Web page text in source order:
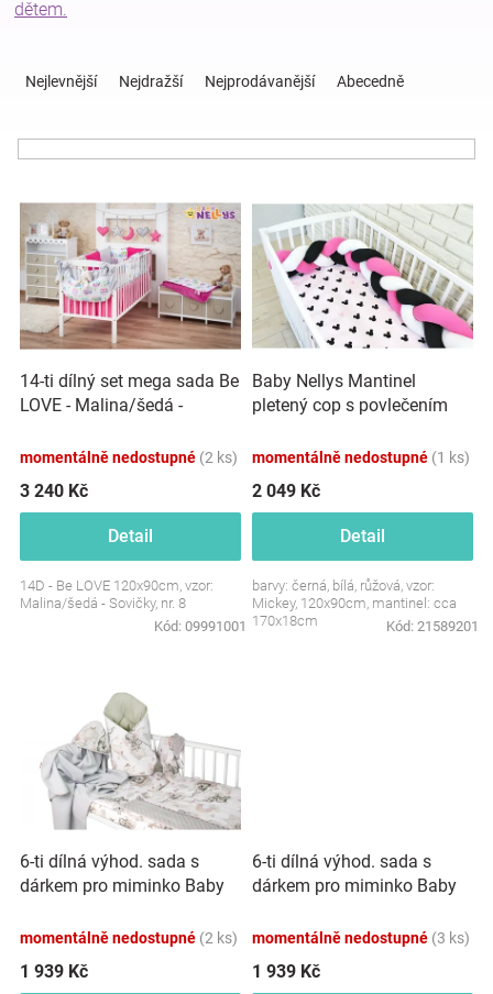
a
zábava
pro
děti
Těhotenské
oblečení
Novinky
Přihlášení
dětem.
p
o
d
u
t
ů
Nejlevnější Nejdražší Nejprodávanější Abecedně
V
p
s
r
o
d
u
t
ů
14-ti dílný set mega sada Be
LOVE - Malina/šedá -
momentálně nedostupné (2 ks)
3 240 Kč
Detail
14D - Be LOVE 120x90cm, vzor:
Malina/šedá - Sovičky, nr. 8
Kód: 09991001
Baby Nellys Mantinel
pletený cop s povlečením
momentálně nedostupné (1 ks)
2 049 Kč
Detail
barvy: černá, bílá, růžová, vzor:
Mickey, 120x90cm, mantinel: cca
170x18cm
Kód: 21589201
6-ti dílná výhod. sada s
dárkem pro miminko Baby
bílá/olivová
momentálně nedostupné (2 ks)
1 939 Kč
6-ti dílná výhod. sada s
dárkem pro miminko Baby
modrá/bílá
momentálně nedostupné (3 ks)
1 939 Kč